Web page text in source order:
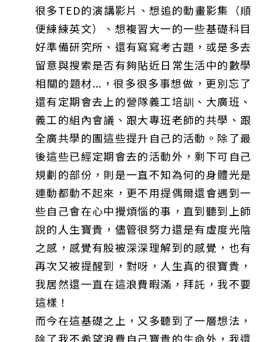
很多TED的演講影片、想追的動畫影集（順
便練練英文）、想複習大一的一些基礎科目
好準備研究所、還有寫寫考古題，或是多去
留意與搜索是否有夠貼近日常生活中的數學
相關的題材...，很多很多事想做，更別忘了
還有定期會去上的營隊義工培訓、大廣班、
義工的組內會議、跟大專班老師的共學、跟
全廣共學的團這些提升自己的活動。除了最
後這些已經定期會去的活動外，剩下可自己
規劃的部份，則是一直不知為何的身體光是
連動都動不起來，更不用提偶爾還會遇到一
些自己會在心中攪煩惱的事，直到聽到上師
說的人生寶貴，儘管很努力還是有虛度光陰
之感，感覺有股被深深理解到的感覺，也有
再次又被提醒到，對呀，人生真的很寶貴，
我居然還一直在這浪費暇滿，拜託，我不要
這樣！
而今在這基礎之上，又多聽到了一層想法，
除了我不希望浪費自己寶貴的生命外，我還